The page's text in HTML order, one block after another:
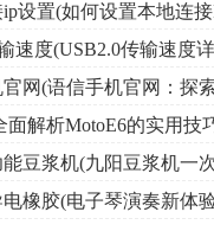
设置(如何设置本地连
速度(USB2.0传输速度
网(语信手机官网：探
面解析MotoE6的实用技
豆浆机(九阳豆浆机一
单！)
橡胶(电子琴演奏新体